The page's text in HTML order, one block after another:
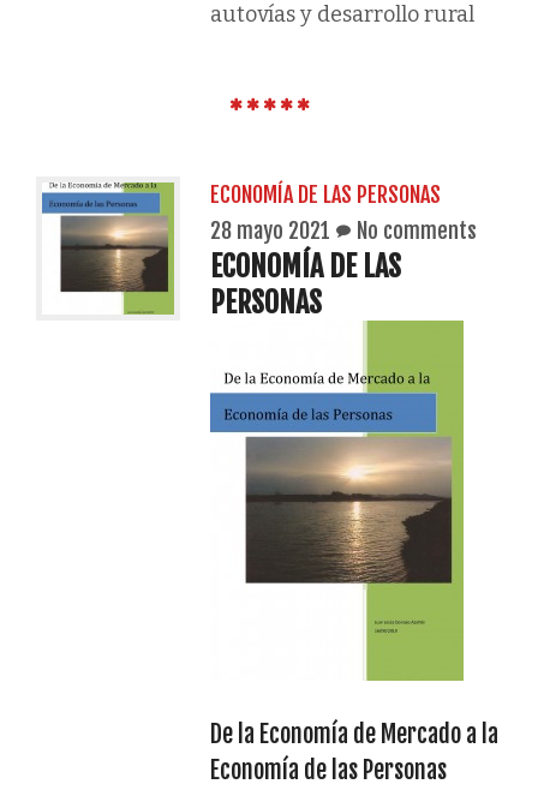
autovías y desarrollo rural
ECONOMÍA DE LAS PERSONAS
28 mayo 2021
No comments
ECONOMÍA DE LAS
PERSONAS
De la Economía de Mercado a la
Economía de las Personas